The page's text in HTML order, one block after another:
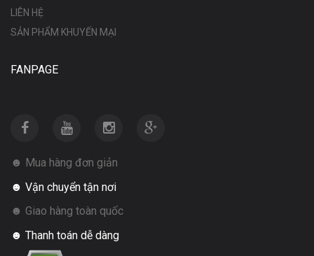
LIÊN HỆ
SẢN PHẨM KHUYẾN MẠI
FANPAGE
☻ Mua hàng đơn giản
☻ Vận chuyển tận nơi
☻ Giao hàng toàn quốc
☻ Thanh toán dễ dàng